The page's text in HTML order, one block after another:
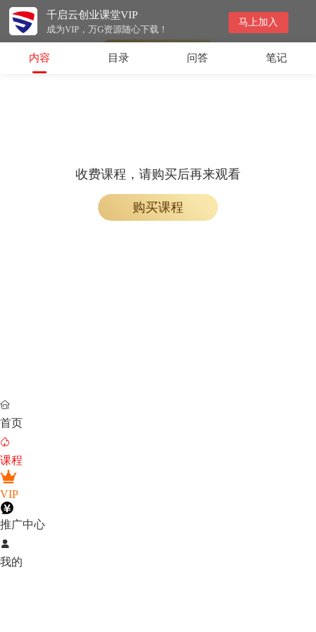
千启云创业课堂VIP
成为VIP，万G资源随心下载！
马上加入
收费课程，购买后即可解锁观看
内容 目录 问答 笔记
收费课程，请购买后再来观看
购买课程

首页

课程
VIP
推广中心

我的